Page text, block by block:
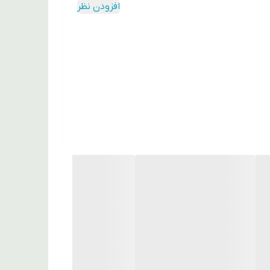
افزودن نظر